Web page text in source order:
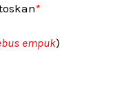
*
empuk)